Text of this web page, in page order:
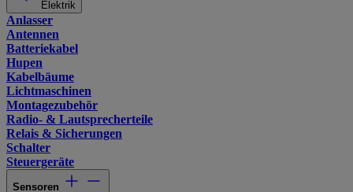
Elektrik
Anlasser
Antennen
Batteriekabel
Hupen
Kabelbäume
Lichtmaschinen
Montagezubehör
Radio- & Lautsprecherteile
Relais & Sicherungen
Schalter
Steuergeräte
Sensoren